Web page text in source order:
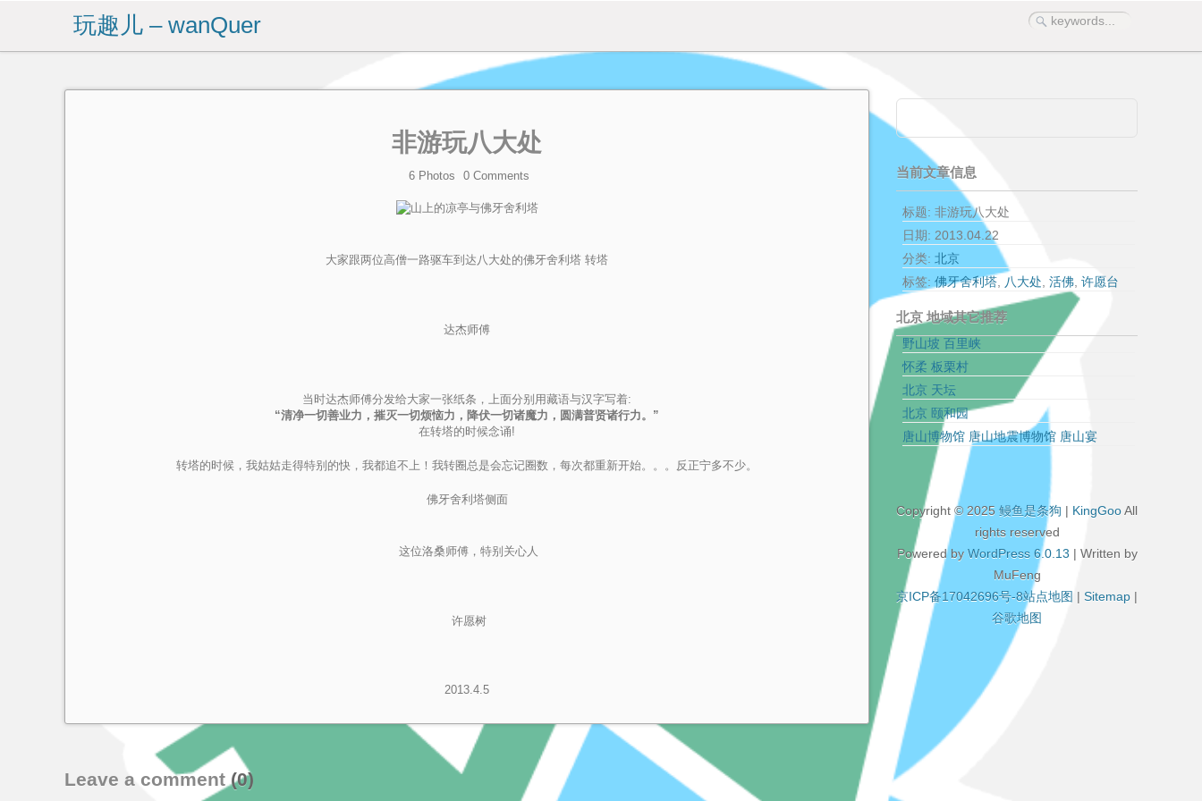
玩趣儿 – wanQuer
非游玩八大处
6 Photos 0 Comments
大家跟两位高僧一路驱车到达八大处的佛牙舍利塔 转塔
达杰师傅
当时达杰师傅分发给大家一张纸条，上面分别用藏语与汉字写着:
“清净一切善业力，摧灭一切烦恼力，降伏一切诸魔力，圆满普贤诸行力。”
在转塔的时候念诵!
转塔的时候，我姑姑走得特别的快，我都追不上！我转圈总是会忘记圈数，每次都重新开始。。。反正宁多不少。
佛牙舍利塔侧面
这位洛桑师傅，特别关心人
许愿树
2013.4.5
Leave a comment(0)
当前文章信息
标题: 非游玩八大处
日期: 2013.04.22
分类: 北京
标签: 佛牙舍利塔 八大处 活佛 许愿台
北京 地域其它推荐
野山坡 百里峡
怀柔 板栗村
北京 天坛
北京 颐和园
唐山博物馆 唐山地震博物馆 唐山宴
Copyright © 2025 鳗鱼是条狗 | KingGooAll
rights reserved
Powered by WordPress 6.0.13 | Written by
MuFeng
京ICP备17042696号-8站点地图 | Sitemap |
谷歌地图